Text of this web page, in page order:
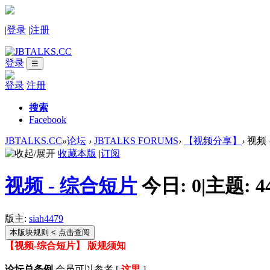
|登录 |注册
登录 ☰
登录 注册
搜索
Facebook
JBTALKS.CC»论坛 › JBTALKS FORUMS› 【视频分享】 › 视频
收藏本版 |订阅
视频 - 综合短片 今日: 0|主题:
版主: siah4479
本版块规则 < 点击查阅
【视频-综合短片】 版规须知